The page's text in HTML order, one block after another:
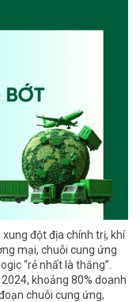
đột địa chính trị, khí
mại, chuỗi cung ứng
“rẻ nhất là thắng”.
khoảng 80% doanh
chuỗi cung ứng,